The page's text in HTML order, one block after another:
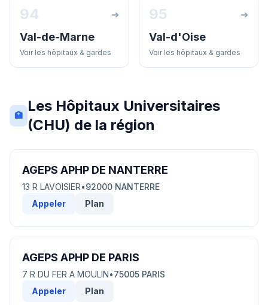
94 ➔
Val-de-Marne
Voir les hôpitaux & gardes
95 ➔
Val-d'Oise
Voir les hôpitaux & gardes
🏥
Les Hôpitaux Universitaires
(CHU) de la région
AGEPS APHP DE NANTERRE
13 R LAVOISIER•92000 NANTERRE
Appeler
Plan
AGEPS APHP DE PARIS
7 R DU FER A MOULIN•75005 PARIS
Appeler
Plan